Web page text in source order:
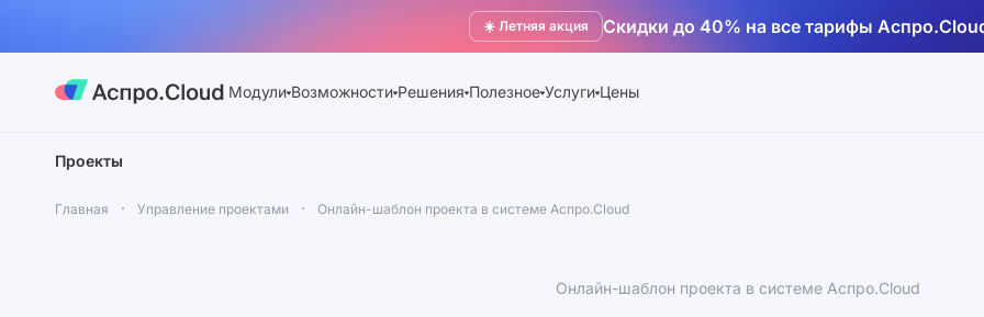
☀️ Летняя акция Скидки до 40% на все тарифы
Модули Возможности Решения Полезное Услуги Цены
Проекты
Главная Управление проектами Онлайн-шаблон проекта в системе Аспро.Cloud
Онлайн-шаблон проекта в системе Аспро.Cloud